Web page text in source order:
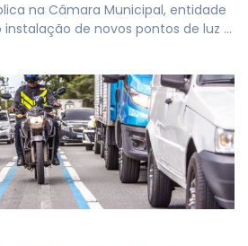
na Câmara Municipal, entidade
de novos pontos de luz …